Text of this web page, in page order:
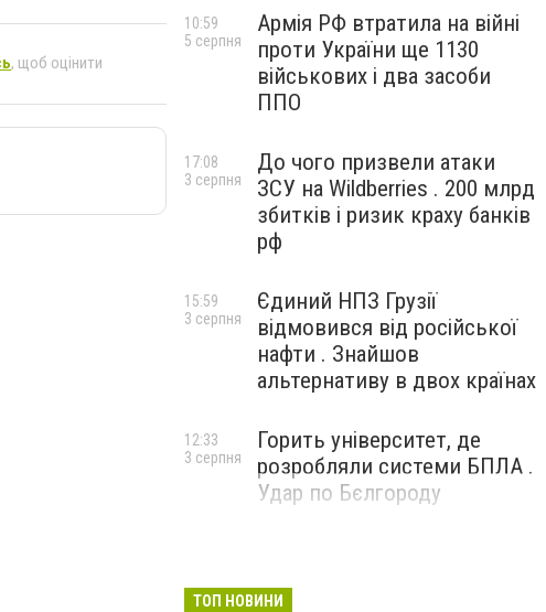
, щоб оцінити
Армія РФ втратила на війні
проти України ще 1130
військових і два засоби
ППО
10:59
5 серпня
До чого призвели атаки
ЗСУ на Wildberries . 200 млрд
збитків і ризик краху банків
рф
17:08
3 серпня
Єдиний НПЗ Грузії
відмовився від російської
нафти . Знайшов
альтернативу в двох країнах
15:59
3 серпня
Горить університет, де
розробляли системи БПЛА .
Удар по Бєлгороду
12:33
3 серпня
ТОП НОВИНИ